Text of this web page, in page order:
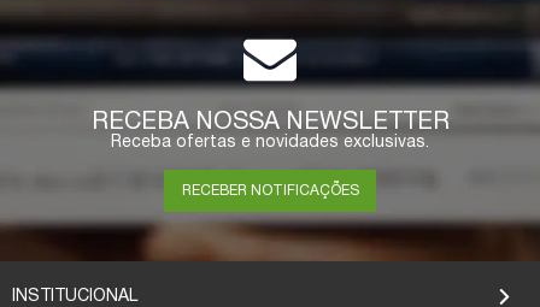
COMPRAR
RECEBA NOSSA NEWSLETTER
Receba ofertas e novidades exclusivas.
RECEBER NOTIFICAÇÕES
INSTITUCIONAL